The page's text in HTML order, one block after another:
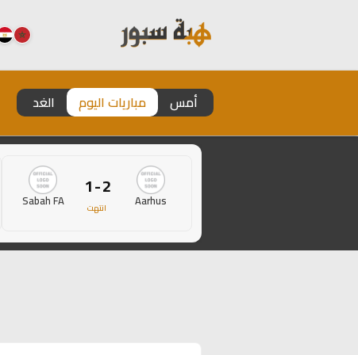
أمس مباريات اليوم الغد
Aarhus
2 - 1
انتهت Sabah FA